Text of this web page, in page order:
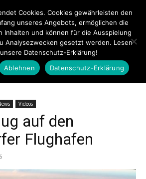
Touristiknews.de
Videos
auf den
Flughafen
Cookies. Cookies gewährleisten den
unseres Angebots, ermöglichen die
Inhalten und können für die Ausspielung
Analysezwecken gesetzt werden. Lesen
Datenschutz-Erklärung!
Ablehnen Datenschutz-Erklärung